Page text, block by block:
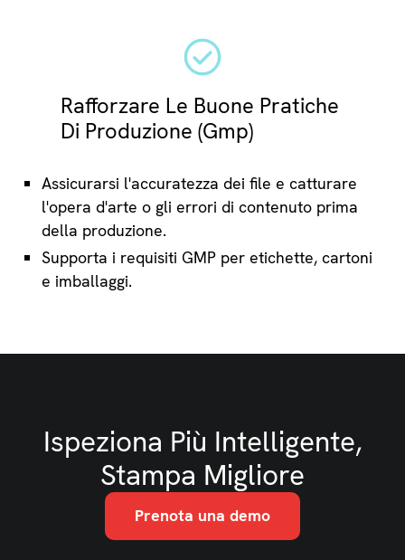
Rafforzare Le Buone Pratiche
Di Produzione (Gmp)
Assicurarsi l'accuratezza dei file e catturare
l'opera d'arte o gli errori di contenuto prima
della produzione.
Supporta i requisiti GMP per etichette, cartoni
e imballaggi.
Ispeziona Più Intelligente,
Stampa Migliore
Prenota una demo